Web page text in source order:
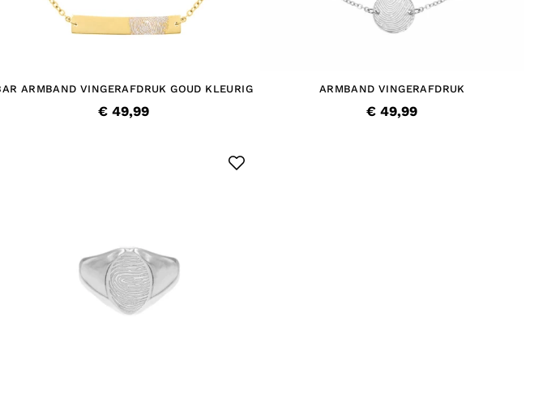
ARMBAND VINGERAFDRUK GOUD KLEURIG
€ 49,99
ARMBAND VINGERAFDRUK
€ 49,99